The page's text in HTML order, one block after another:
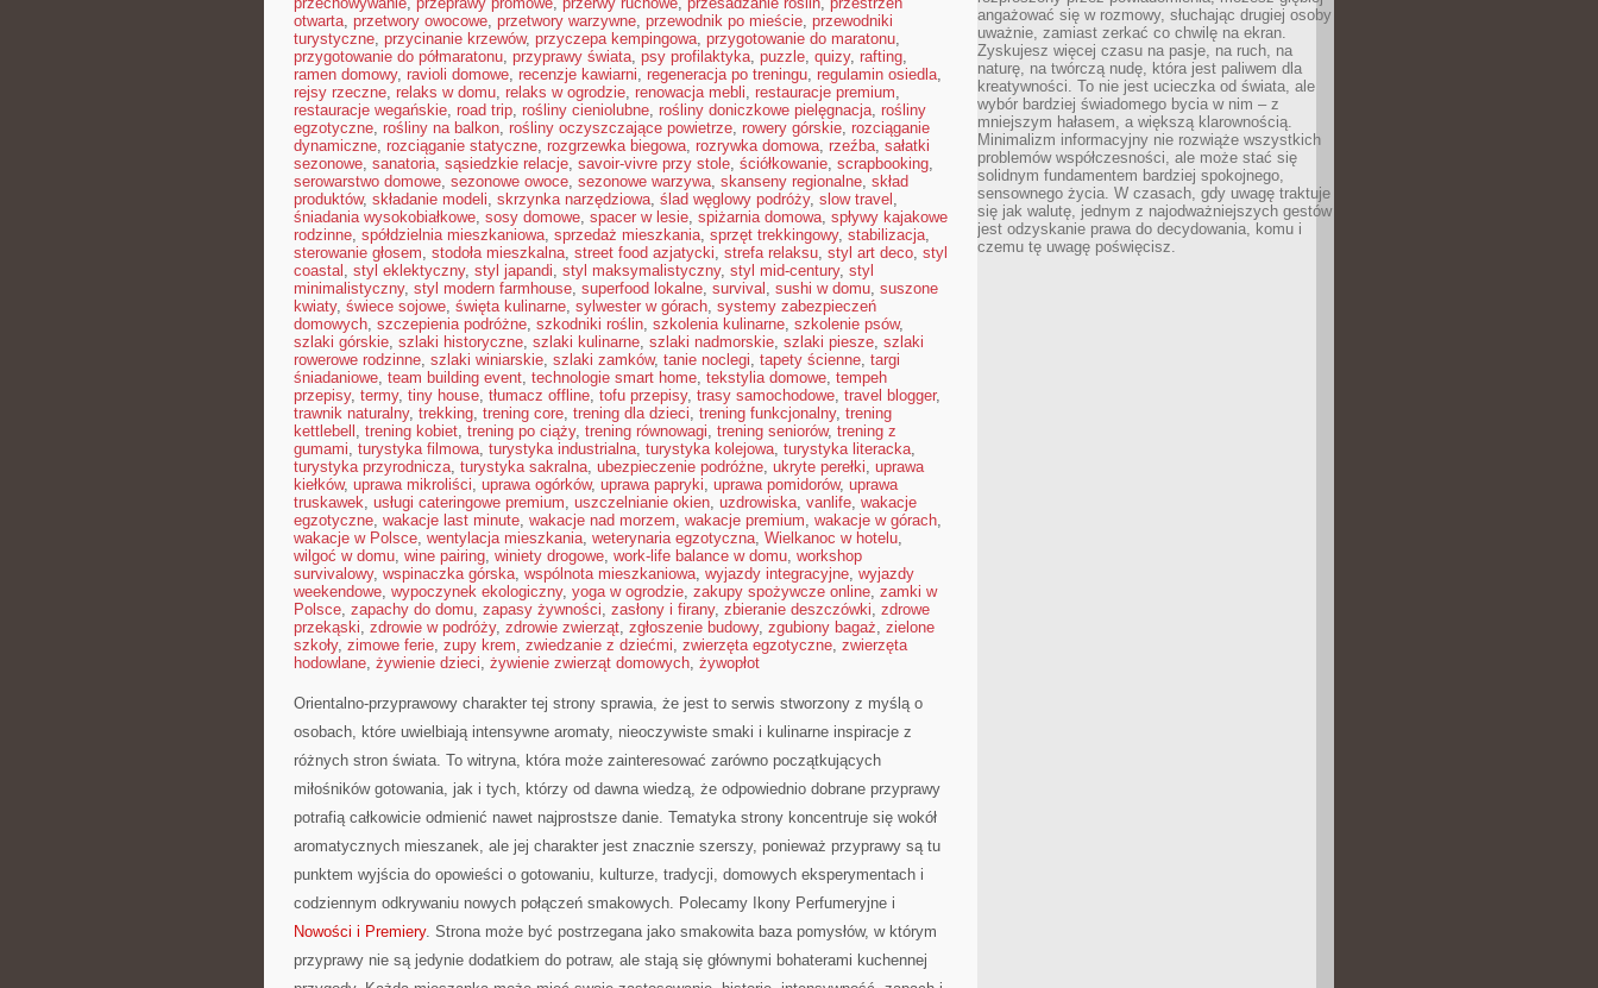
otwarta, przetwory owocowe, przetwory warzywne, przewodnik po mieście, przewodniki
turystyczne, przycinanie krzewów, przyczepa kempingowa, przygotowanie do maratonu,
przygotowanie do półmaratonu, przyprawy świata, psy profilaktyka, puzzle, quizy, rafting,
ramen domowy, ravioli domowe, recenzje kawiarni, regeneracja po treningu, regulamin osiedla,
rejsy rzeczne, relaks w domu, relaks w ogrodzie, renowacja mebli, restauracje premium,
restauracje wegańskie, road trip, rośliny cieniolubne, rośliny doniczkowe pielęgnacja, rośliny
egzotyczne, rośliny na balkon, rośliny oczyszczające powietrze, rowery górskie, rozciąganie
dynamiczne, rozciąganie statyczne, rozgrzewka biegowa, rozrywka domowa, rzeźba, sałatki
sezonowe, sanatoria, sąsiedzkie relacje, savoir-vivre przy stole, ściółkowanie, scrapbooking,
serowarstwo domowe, sezonowe owoce, sezonowe warzywa, skanseny regionalne, skład
produktów, składanie modeli, skrzynka narzędziowa, ślad węglowy podróży, slow travel ,
śniadania wysokobiałkowe, sosy domowe, spacer w lesie, spiżarnia domowa, spływy kajakowe
rodzinne, spółdzielnia mieszkaniowa, sprzedaż mieszkania, sprzęt trekkingowy, stabilizacja,
sterowanie głosem, stodoła mieszkalna, street food azjatycki, strefa relaksu, styl art deco, styl
coastal , styl eklektyczny, styl japandi, styl maksymalistyczny, styl mid-century, styl
minimalistyczny, styl modern farmhouse, superfood lokalne, survival , sushi w domu, suszone
kwiaty, świece sojowe, święta kulinarne, sylwester w górach, systemy zabezpieczeń
domowych, szczepienia podróżne, szkodniki roślin, szkolenia kulinarne, szkolenie psów,
szlaki górskie, szlaki historyczne, szlaki kulinarne, szlaki nadmorskie, szlaki piesze, szlaki
rowerowe rodzinne, szlaki winiarskie, szlaki zamków, tanie noclegi, tapety ścienne, targi
śniadaniowe, team building event, technologie smart home, tekstylia domowe, tempeh
przepisy, termy, tiny house, tłumacz offline, tofu przepisy, trasy samochodowe, travel blogger,
trawnik naturalny, trekking, trening core, trening dla dzieci, trening funkcjonalny, trening
kettlebell , trening kobiet, trening po ciąży, trening równowagi, trening seniorów, trening z
gumami, turystyka filmowa, turystyka industrialna, turystyka kolejowa, turystyka literacka,
turystyka przyrodnicza, turystyka sakralna, ubezpieczenie podróżne, ukryte perełki, uprawa
kiełków, uprawa mikroliści, uprawa ogórków, uprawa papryki, uprawa pomidorów, uprawa
truskawek, usługi cateringowe premium, uszczelnianie okien, uzdrowiska, vanlife, wakacje
egzotyczne, wakacje last minute, wakacje nad morzem, wakacje premium, wakacje w górach,
wakacje w Polsce, wentylacja mieszkania, weterynaria egzotyczna, Wielkanoc w hotelu,
wilgoć w domu, wine pairing, winiety drogowe, work-life balance w domu, workshop
survivalowy, wspinaczka górska, wspólnota mieszkaniowa, wyjazdy integracyjne, wyjazdy
weekendowe, wypoczynek ekologiczny, yoga w ogrodzie, zakupy spożywcze online, zamki w
Polsce, zapachy do domu, zapasy żywności, zasłony i firany, zbieranie deszczówki, zdrowe
przekąski, zdrowie w podróży, zdrowie zwierząt, zgłoszenie budowy, zgubiony bagaż, zielone
szkoły, zimowe ferie, zupy krem, zwiedzanie z dziećmi, zwierzęta egzotyczne, zwierzęta
hodowlane, żywienie dzieci, żywienie zwierząt domowych, żywopłot
Orientalno-przyprawowy charakter tej strony sprawia, że jest to serwis stworzony z myślą o
osobach, które uwielbiają intensywne aromaty, nieoczywiste smaki i kulinarne inspiracje z
różnych stron świata. To witryna, która może zainteresować zarówno początkujących
miłośników gotowania, jak i tych, którzy od dawna wiedzą, że odpowiednio dobrane przyprawy
potrafią całkowicie odmienić nawet najprostsze danie. Tematyka strony koncentruje się wokół
aromatycznych mieszanek, ale jej charakter jest znacznie szerszy, ponieważ przyprawy są tu
punktem wyjścia do opowieści o gotowaniu, kulturze, tradycji, domowych eksperymentach i
codziennym odkrywaniu nowych połączeń smakowych. Polecamy Ikony Perfumeryjne i
Nowości i Premiery. Strona może być postrzegana jako smakowita baza pomysłów, w którym
przyprawy nie są jedynie dodatkiem do potraw, ale stają się głównymi bohaterami kuchennej
angażować się w rozmowy, słuchając drugiej osoby
uważnie, zamiast zerkać co chwilę na ekran.
Zyskujesz więcej czasu na pasje, na ruch, na
naturę, na twórczą nudę, która jest paliwem dla
kreatywności. To nie jest ucieczka od świata, ale
wybór bardziej świadomego bycia w nim – z
mniejszym hałasem, a większą klarownością.
Minimalizm informacyjny nie rozwiąże wszystkich
problemów współczesności, ale może stać się
solidnym fundamentem bardziej spokojnego,
sensownego życia. W czasach, gdy uwagę traktuje
się jak walutę, jednym z najodważniejszych gestów
jest odzyskanie prawa do decydowania, komu i
czemu tę uwagę poświęcisz.